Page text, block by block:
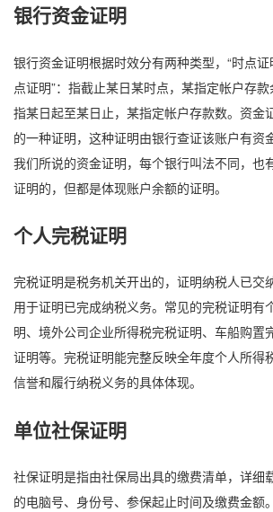
银行资金证明
银行资金证明根据时效分有两种类型，“时点证
点证明”：指截止某日某时点，某指定帐户存款
指某日起至某日止，某指定帐户存款数。资金
的一种证明，这种证明由银行查证该账户有资
我们所说的资金证明，每个银行叫法不同，也
证明的，但都是体现账户余额的证明。
个人完税证明
完税证明是税务机关开出的，证明纳税人已交
用于证明已完成纳税义务。常见的完税证明有
明、境外公司企业所得税完税证明、车船购置
证明等。完税证明能完整反映全年度个人所得
信誉和履行纳税义务的具体体现。
单位社保证明
社保证明是指由社保局出具的缴费清单，详细
的电脑号、身份号、参保起止时间及缴费金额